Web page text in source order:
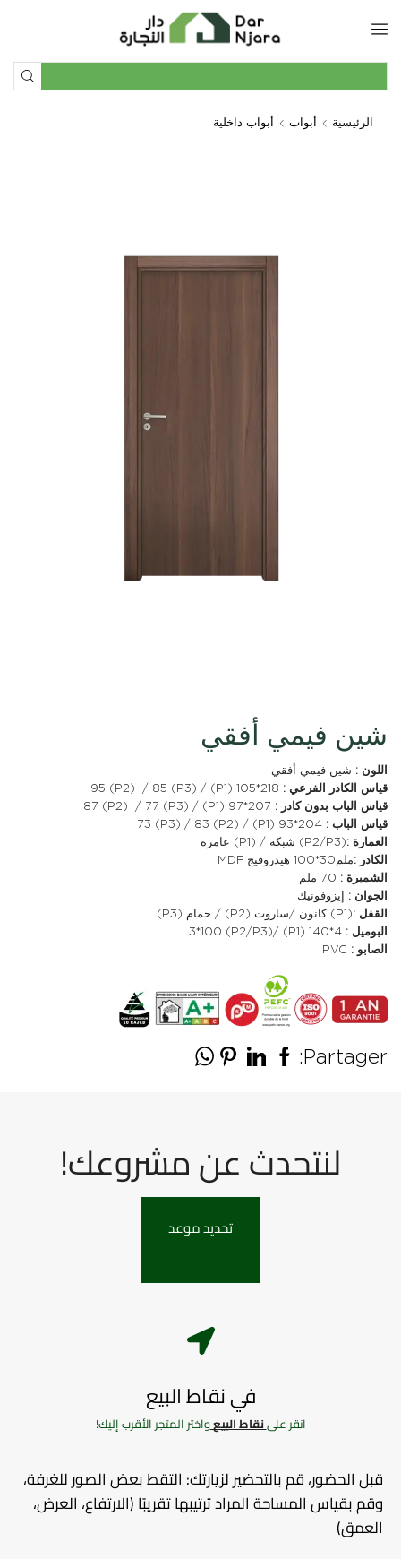
الرئيسية أبواب أبواب داخلية
شين فيمي أفقي
اللون : شين فيمي أفقي
قياس الكادر الفرعي :
قياس الباب بدون كادر :
قياس الباب :
العمارة :(P2/P3) شبكة / (P1) عامرة
الكادر :ملم30*100 هيدروفيج MDF
الشمبرة :
الجوان : إيزوفونيك
القفل :(P1) كانون /ساروت (P2) / حمام (P3)
البوميل :
الصابو :
Partager:
لنتحدث عن مشروعك!
تحديد موعد
في نقاط البيع
انقر علىنقاط البيعواختر المتجر الأقرب إليك!
قبل الحضور، قم بالتحضير لزيارتك: التقط بعض الصور للغرفة،
وقم بقياس المساحة المراد ترتيبها تقريبًا (الارتفاع، العرض،
العمق)